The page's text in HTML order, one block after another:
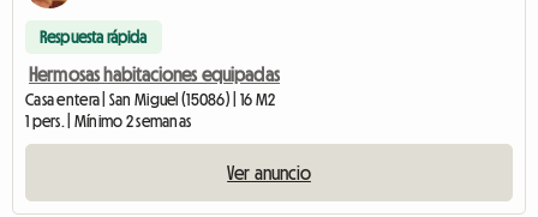
Respuesta rápida
Hermosas habitaciones equipadas
Casa entera | San Miguel (15086) | 16 M2
1 pers. | Mínimo 2 semanas
Ver anuncio